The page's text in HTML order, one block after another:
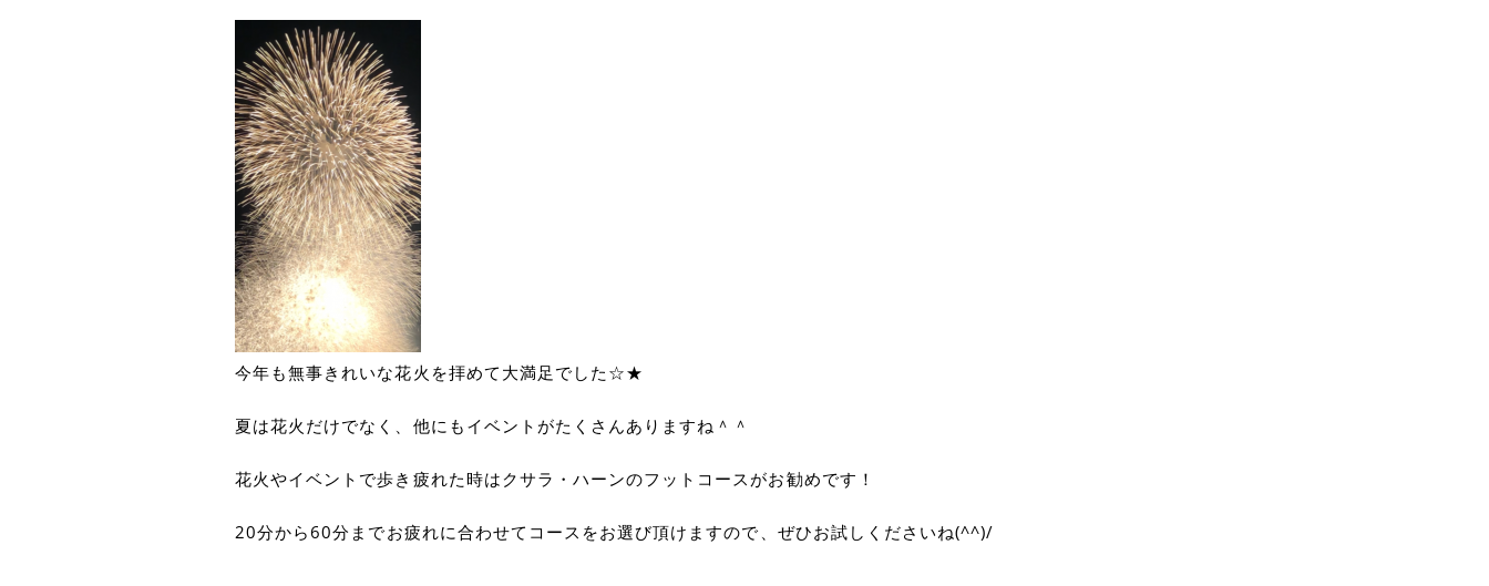
今年も無事きれいな花火を拝めて大満足でした☆★
夏は花火だけでなく、他にもイベントがたくさんありますね＾＾
花火やイベントで歩き疲れた時はクサラ・ハーンのフットコースがお勧めです！
20分から60分までお疲れに合わせてコースをお選び頂けますので、ぜひお試しくださいね(^^)/